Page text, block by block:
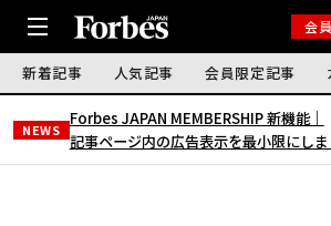
会
新着記事 人気記事 会員限定記事
NEWS
Forbes JAPAN MEMBERSHIP 新機能｜
記事ページ内の広告表示を最小限にし